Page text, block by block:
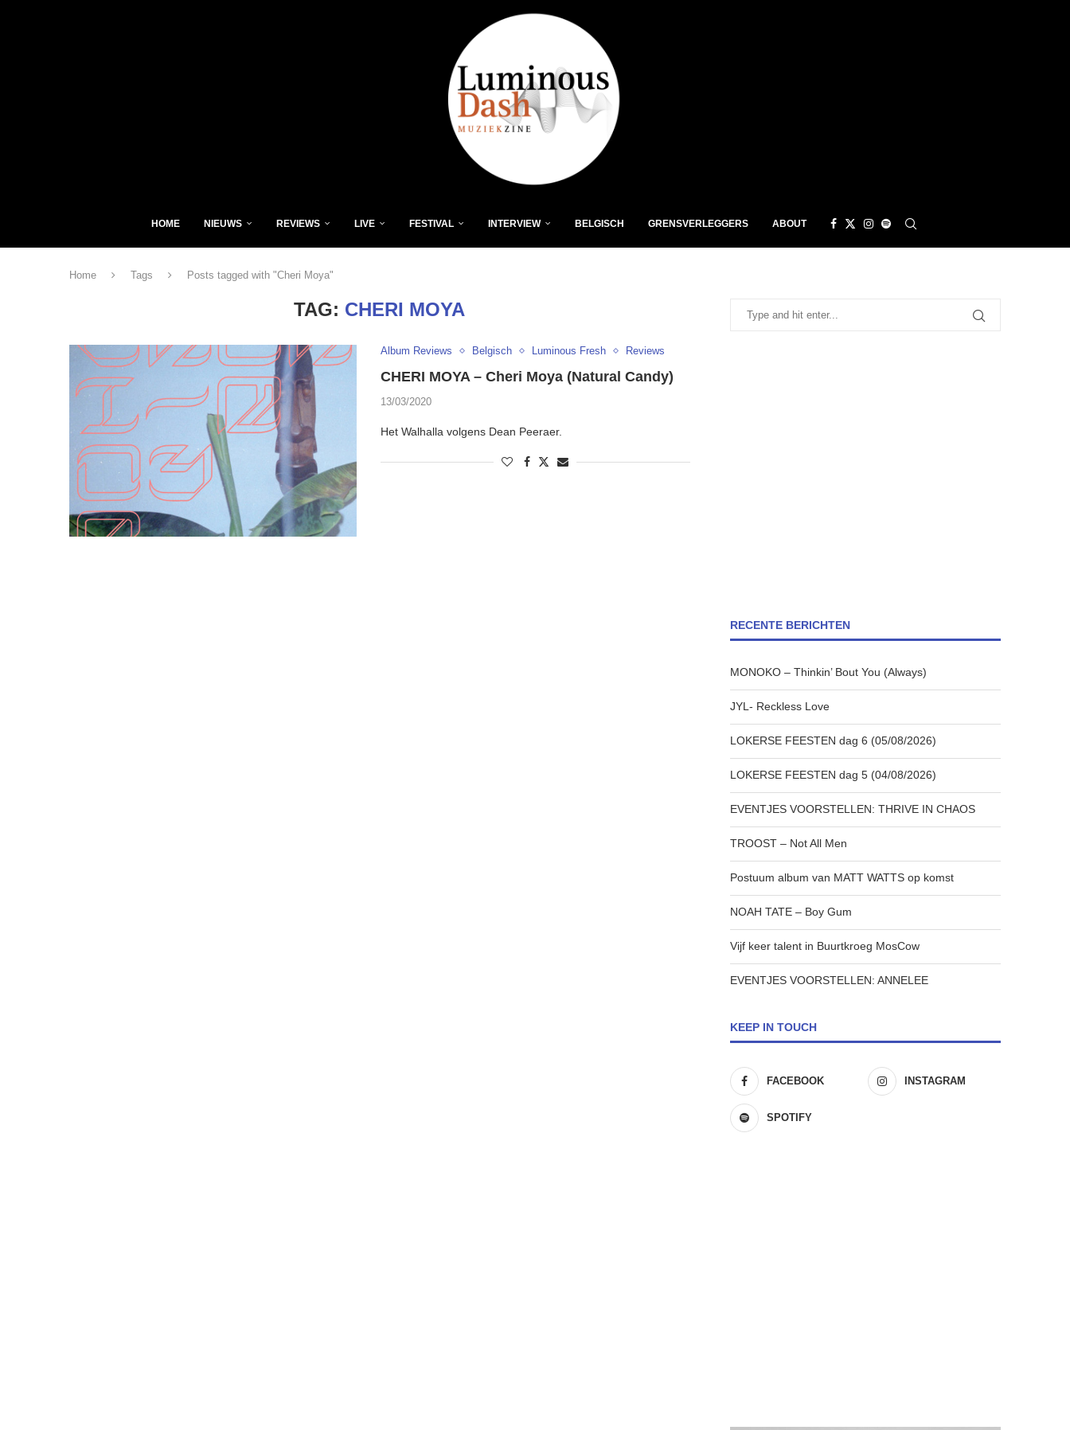
HOME NIEUWS REVIEWS LIVE FESTIVAL INTERVIEW BELGISCH GRENSVERLEGGERS ABOUT
Home Tags Posts tagged with "Cheri Moya"
TAG: CHERI MOYA
Album Reviews Belgisch Luminous Fresh Reviews
CHERI MOYA – Cheri Moya (Natural Candy)
13/03/2020
Het Walhalla volgens Dean Peeraer.
RECENTE BERICHTEN
MONOKO – Thinkin’ Bout You (Always)
JYL- Reckless Love
LOKERSE FEESTEN dag 6 (05/08/2026)
LOKERSE FEESTEN dag 5 (04/08/2026)
EVENTJES VOORSTELLEN: THRIVE IN CHAOS
TROOST – Not All Men
Postuum album van MATT WATTS op komst
NOAH TATE – Boy Gum
Vijf keer talent in Buurtkroeg MosCow
EVENTJES VOORSTELLEN: ANNELEE
KEEP IN TOUCH
FACEBOOK INSTAGRAM
SPOTIFY